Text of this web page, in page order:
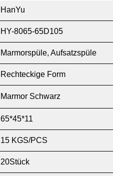
HanYu
HY-8065-65D105
Marmorspüle, Aufsatzspüle
Rechteckige Form
Marmor Schwarz
65*45*11
15 KGS/PCS
20Stück